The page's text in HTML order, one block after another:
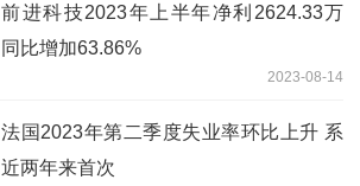
前进科技2023年上半年净利2624.33万
同比增加63.86%
2023-08-14
法国2023年第二季度失业率环比上升 系
近两年来首次